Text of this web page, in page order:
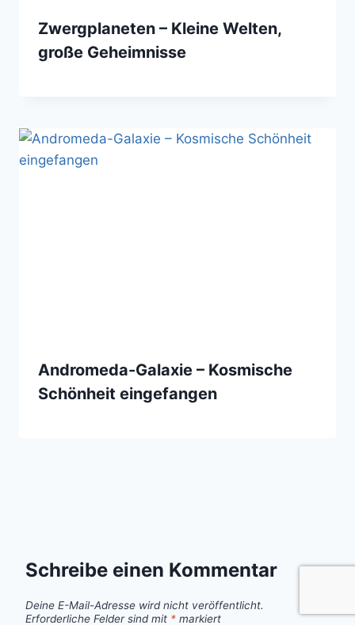
Zwergplaneten – Kleine Welten,
große Geheimnisse
Andromeda-Galaxie – Kosmische
Schönheit eingefangen
Schreibe einen Kommentar
Deine E-Mail-Adresse wird nicht veröffentlicht.
Erforderliche Felder sind mit * markiert